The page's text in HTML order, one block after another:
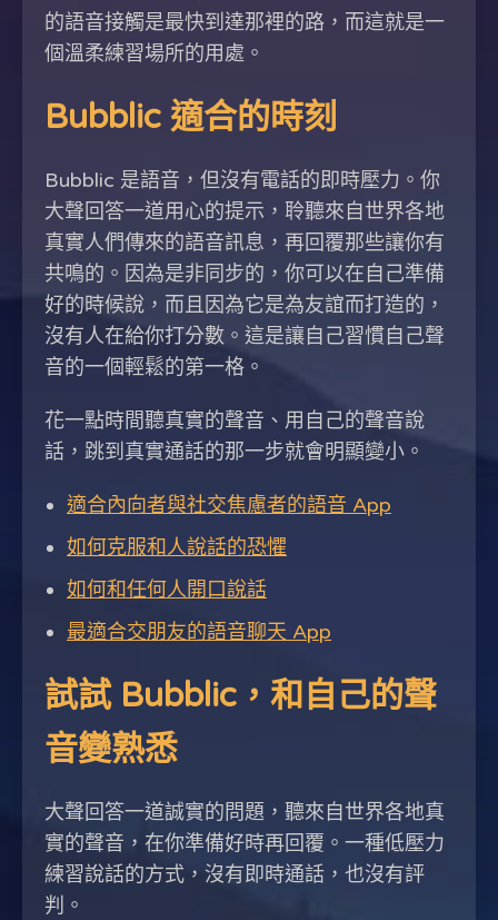
的語音接觸是最快到達那裡的路，而這就是一
個溫柔練習場所的用處。
Bubblic 適合的時刻
Bubblic 是語音，但沒有電話的即時壓力。你
大聲回答一道用心的提示，聆聽來自世界各地
真實人們傳來的語音訊息，再回覆那些讓你有
共鳴的。因為是非同步的，你可以在自己準備
好的時候說，而且因為它是為友誼而打造的，
沒有人在給你打分數。這是讓自己習慣自己聲
音的一個輕鬆的第一格。
花一點時間聽真實的聲音、用自己的聲音說
話，跳到真實通話的那一步就會明顯變小。
適合內向者與社交焦慮者的語音 App
如何克服和人說話的恐懼
如何和任何人開口說話
最適合交朋友的語音聊天 App
試試 Bubblic，和自己的聲
音變熟悉
大聲回答一道誠實的問題，聽來自世界各地真
實的聲音，在你準備好時再回覆。一種低壓力
練習說話的方式，沒有即時通話，也沒有評
判。